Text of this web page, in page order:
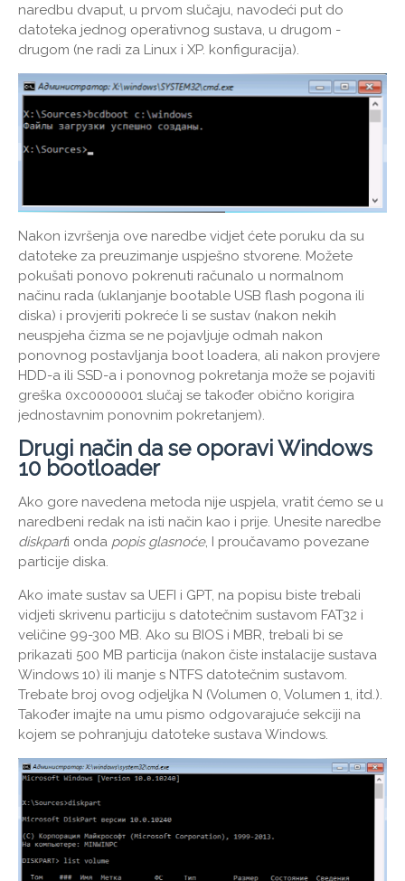
naredbu dvaput, u prvom slučaju, navodeći put do
datoteka jednog operativnog sustava, u drugom -
drugom (ne radi za Linux i XP. konfiguracija).
Nakon izvršenja ove naredbe vidjet ćete poruku da su
datoteke za preuzimanje uspješno stvorene. Možete
pokušati ponovo pokrenuti računalo u normalnom
načinu rada (uklanjanje bootable USB flash pogona ili
diska) i provjeriti pokreće li se sustav (nakon nekih
neuspjeha čizma se ne pojavljuje odmah nakon
ponovnog postavljanja boot loadera, ali nakon provjere
HDD-a ili SSD-a i ponovnog pokretanja može se pojaviti
greška 0xc0000001 slučaj se također obično korigira
jednostavnim ponovnim pokretanjem).
Drugi način da se oporavi Windows
10 bootloader
Ako gore navedena metoda nije uspjela, vratit ćemo se u
naredbeni redak na isti način kao i prije. Unesite naredbe
diskparti onda popis glasnoće, I proučavamo povezane
particije diska.
Ako imate sustav sa UEFI i GPT, na popisu biste trebali
vidjeti skrivenu particiju s datotečnim sustavom FAT32 i
veličine 99-300 MB. Ako su BIOS i MBR, trebali bi se
prikazati 500 MB particija (nakon čiste instalacije sustava
Windows 10) ili manje s NTFS datotečnim sustavom.
Trebate broj ovog odjeljka N (Volumen 0, Volumen 1, itd.).
Također imajte na umu pismo odgovarajuće sekciji na
kojem se pohranjuju datoteke sustava Windows.